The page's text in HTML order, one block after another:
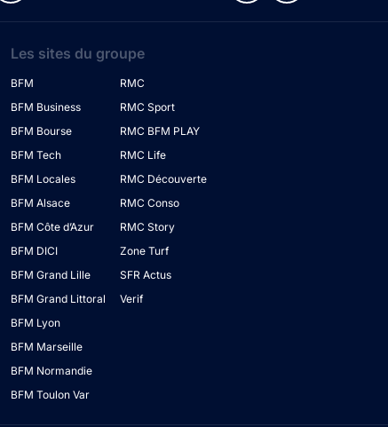
Les sites du groupe
BFM
BFM Business
BFM Bourse
BFM Tech
BFM Locales
BFM Alsace
BFM Côte d’Azur
BFM DICI
BFM Grand Lille
BFM Grand Littoral
BFM Lyon
BFM Marseille
BFM Normandie
BFM Toulon Var
RMC
RMC Sport
RMC BFM PLAY
RMC Life
RMC Découverte
RMC Conso
RMC Story
Zone Turf
SFR Actus
Verif